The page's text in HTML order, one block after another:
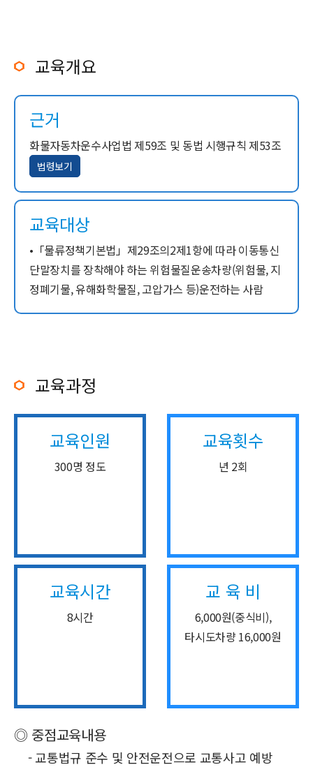
교육개요
근거
화물자동차운수사업법 제59조 및 동법 시행규칙 제53조
법령보기
교육대상
•「물류정책기본법」제29조의2제1항에 따라 이동통신
단말장치를 장착해야 하는 위험물질운송차량(위험물, 지
정폐기물, 유해화학물질, 고압가스 등)운전하는 사람
교육과정
교육인원
300명 정도
교육횟수
년 2회
교육시간
8시간
교 육 비
6,000원(중식비),
타시도차량 16,000원
◎ 중점교육내용
- 교통법규 준수 및 안전운전으로 교통사고 예방